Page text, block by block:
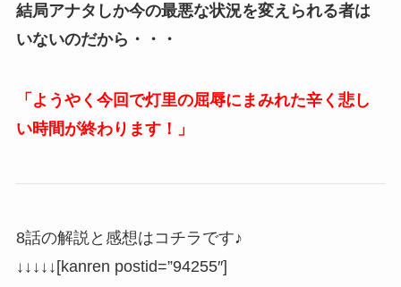
結局アナタしか今の最悪な状況を変えられる者は
いないのだから・・・
「ようやく今回で灯里の屈辱にまみれた辛く悲し
い時間が終わります！」
8話の解説と感想はコチラです♪
↓↓↓↓↓[kanren postid=”94255″]